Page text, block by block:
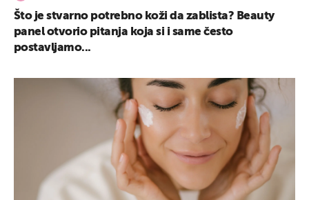
Što je stvarno potrebno koži da zablista? Beauty
panel otvorio pitanja koja si i same često
postavljamo...